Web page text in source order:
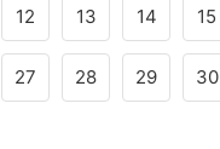
12 13 14 15
27 28 29 30